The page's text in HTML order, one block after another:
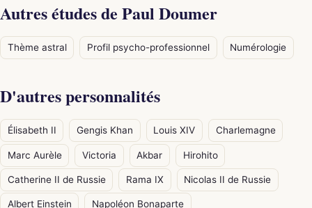
Autres études de Paul Doumer
Thème astral Profil psycho-professionnel Numérologie
D'autres personnalités
Élisabeth II Gengis Khan Louis XIV Charlemagne
Marc Aurèle Victoria Akbar Hirohito
Catherine II de Russie Rama IX Nicolas II de Russie
Albert Einstein Napoléon Bonaparte